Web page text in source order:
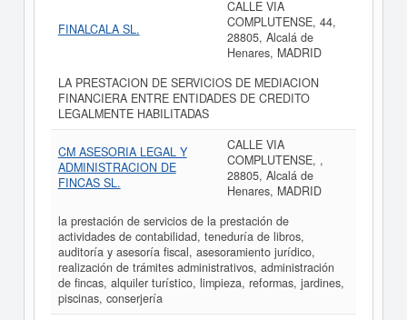
FINALCALA SL.
CALLE VIA
COMPLUTENSE, 44,
28805, Alcalá de
Henares, MADRID
LA PRESTACION DE SERVICIOS DE MEDIACION
FINANCIERA ENTRE ENTIDADES DE CREDITO
LEGALMENTE HABILITADAS
CM ASESORIA LEGAL Y
ADMINISTRACION DE
FINCAS SL.
CALLE VIA
COMPLUTENSE, ,
28805, Alcalá de
Henares, MADRID
la prestación de servicios de la prestación de
actividades de contabilidad, teneduría de libros,
auditoría y asesoría fiscal, asesoramiento jurídico,
realización de trámites administrativos, administración
de fincas, alquiler turístico, limpieza, reformas, jardines,
piscinas, conserjería